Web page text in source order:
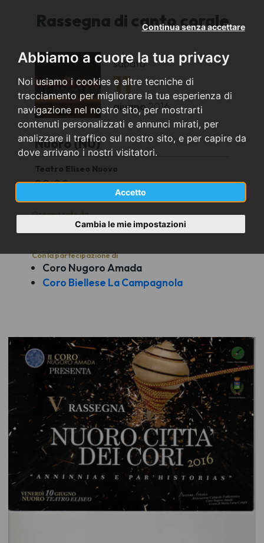
Abbiamo a cuore la tua privacy
Noi usiamo i cookies e altre tecniche di
tracciamento per migliorare la tua esperienza di
navigazione nel nostro sito, per mostrarti
contenuti personalizzati e annunci mirati, per
analizzare il traffico sul nostro sito, e per capire da
dove arrivano i nostri visitatori.
Accetto
Continua senza accettare
Cambia le mie impostazioni
Rassegna di canto corale
sabato
11
giugno2016
Nuoro (NU)
Teatro Eliseo Nuovo
20.00
Organizzato da
Coro Nugoro Amada di Nuoro
Con la partecipazione di
Coro Nugoro Amada
Coro Biellese La Campagnola